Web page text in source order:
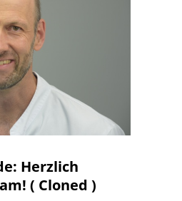
Herzlich
( Cloned )